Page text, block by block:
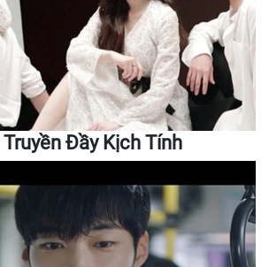
Đầy Kịch Tính